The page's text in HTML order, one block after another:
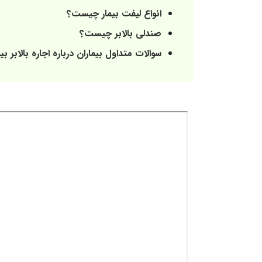
انواع لیفت بیمار چیست؟
صندلی بالابر چیست؟
سوالات متداول بیماران درباره اجاره بالابر